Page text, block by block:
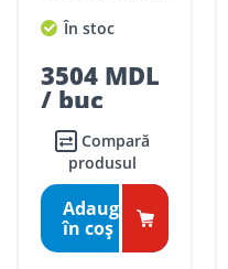
GRAPHITE
În stoc
3504 MDL
/ buc
produsul
Adaugă
în coş